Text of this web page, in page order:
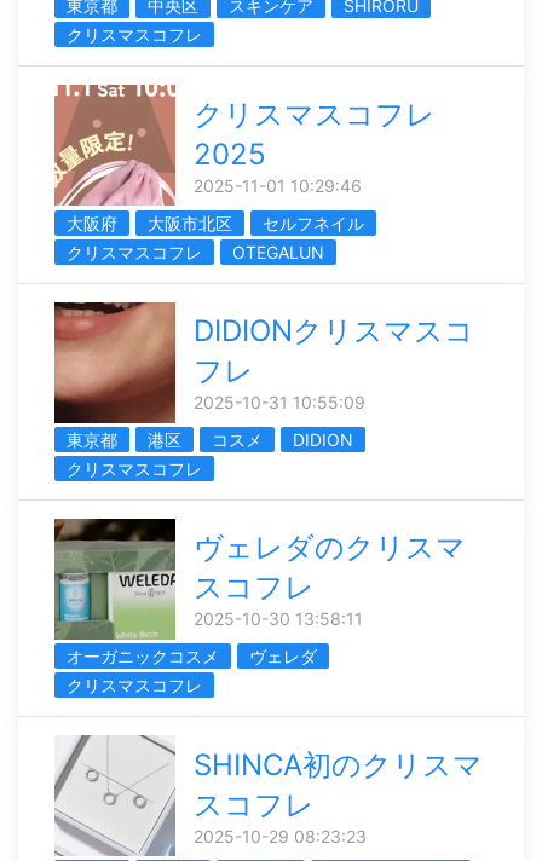
東京都 中央区 スキンケア
SHIRORU
クリスマスコフレ
クリスマスコフレ
2025
2025-11-01 10:29:46
大阪府
大阪市北区
セルフネイル
クリスマスコフレ
OTEGALUN
DIDIONクリスマスコ
フレ
2025-10-31 10:55:09
東京都
港区 コスメ
DIDION
クリスマスコフレ
ヴェレダのクリスマ
スコフレ
2025-10-30 13:58:11
オーガニックコスメ
ヴェレダ
クリスマスコフレ
SHINCA初のクリスマ
スコフレ
2025-10-29 08:23:23